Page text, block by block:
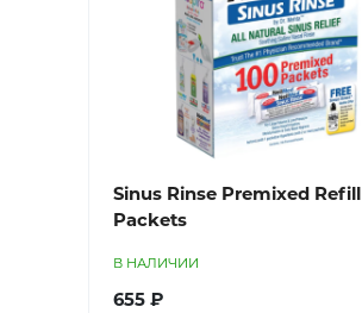
Sinus Rinse Premixed Refill
Packets
В НАЛИЧИИ
655 ₽